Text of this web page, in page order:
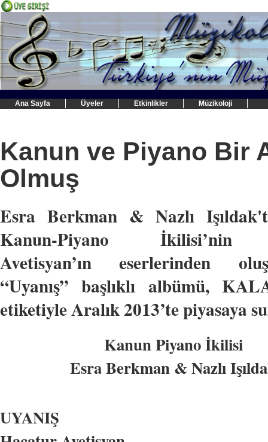
Ana Sayfa Üyeler Etkinlikler Müzikoloji
Kanun ve Piyano Bir
Olmuş
Esra Berkman & Nazlı
Kanun-Piyano İkilisi’nin
Avetisyan’ın eserlerinden
“Uyanış” başlıklı albümü,
etiketiyle Aralık 2013’te piyasaya
Kanun Piyano İkilisi
Esra Berkman & Nazlı
UYANIŞ